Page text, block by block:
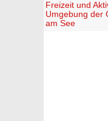
Freizeit und
Umgebung der
am See